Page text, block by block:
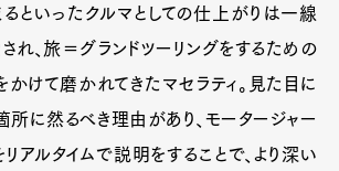
るといったクルマとしての仕上がりは一線
れ、旅＝グランドツーリングをするための
かけて磨かれてきたマセラティ。見た目に
所に然るべき理由があり、モータージャー
リアルタイムで説明をすることで、より深い